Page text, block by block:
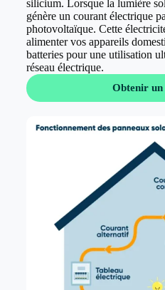
silicium. Lorsque la lumière
génère un courant électrique
photovoltaïque. Cette
alimenter vos appareils
batteries pour une utilisation
réseau électrique.
Obtenir un